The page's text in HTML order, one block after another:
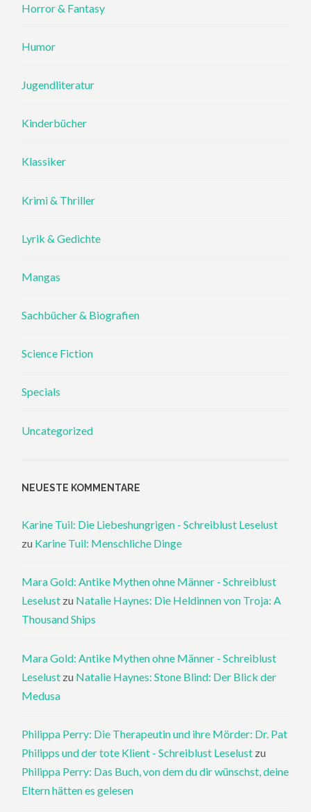
Horror & Fantasy
Humor
Jugendliteratur
Kinderbücher
Klassiker
Krimi & Thriller
Lyrik & Gedichte
Mangas
Sachbücher & Biografien
Science Fiction
Specials
Uncategorized
NEUESTE KOMMENTARE
Karine Tuil: Die Liebeshungrigen - Schreiblust Leselust
zu Karine Tuil: Menschliche Dinge
Mara Gold: Antike Mythen ohne Männer - Schreiblust
Leselust zu Natalie Haynes: Die Heldinnen von Troja: A
Thousand Ships
Mara Gold: Antike Mythen ohne Männer - Schreiblust
Leselust zu Natalie Haynes: Stone Blind: Der Blick der
Medusa
Philippa Perry: Die Therapeutin und ihre Mörder: Dr. Pat
Philipps und der tote Klient - Schreiblust Leselust zu
Philippa Perry: Das Buch, von dem du dir wünschst, deine
Eltern hätten es gelesen